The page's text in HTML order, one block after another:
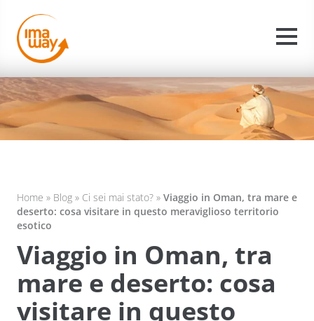
Home » Blog » Ci sei mai stato? » Viaggio in Oman, tra mare e
deserto: cosa visitare in questo meraviglioso territorio
esotico
Viaggio in Oman, tra
mare e deserto: cosa
visitare in questo